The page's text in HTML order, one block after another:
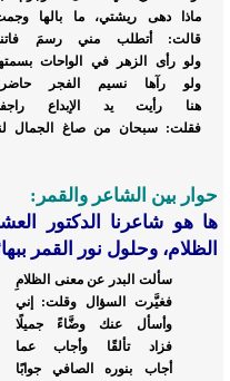
ماذا دهى ريشتي، ما بالها
قالت: أتطلب مني رسمَ
ولو رأى الزهر في الواحات
ولو رآها نسيم الفجر
هنا رأيت يد الإبداع
فقلت: سبحان من صاغ الجمال
حوار بين الشاعر والقمر:
ها هو شاعرنا الدكتور
الظلام، وحلول نور القمر
سألت البدر عن معنى الظلامِ
فغيَّرت السؤال وقلت: إني
وأسأل عنك وضَّاءً جميلًا
فزاد تألقًا وأجاب عما
أجاب بنوره الصافي جوابًا